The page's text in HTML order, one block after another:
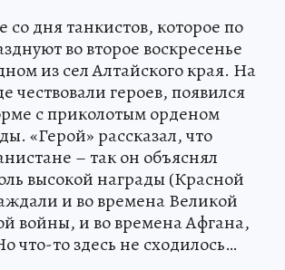
со дня танкистов, которое по
во второе воскресенье
из сел Алтайского края. На
чествовали героев, появился
с приколотым орденом
«Герой» рассказал, что
– так он объяснял
высокой награды (Красной
и во времена Великой
войны, и во времена Афгана,
что-то здесь не сходилось…